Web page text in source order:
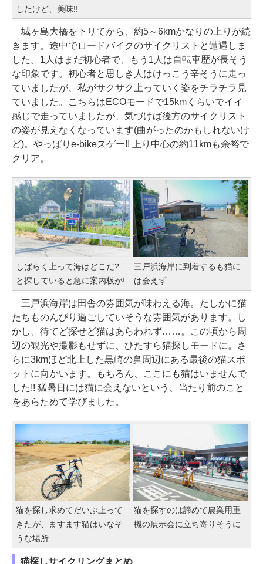
したけど、美味!!
城ヶ島大橋を下りてから、約5～6kmかなりの上りが続
きます。途中でロードバイクのサイクリストと遭遇しま
した。1人はまだ初心者で、もう1人は自転車歴が長そう
な印象です。初心者と思しき人はけっこう辛そうに走っ
ていましたが、私がサクサク上っていく姿をチラチラ見
ていました。こちらはECOモードで15kmくらいでイイ
感じで走っていましたが、気づけば後方のサイクリスト
の姿が見えなくなっています(曲がったのかもしれないけ
ど)。やっぱりe-bikeスゲー!! 上り中心の約11kmも余裕で
クリア。
しばらく上って海はどこだ?
と探していると急に案内板が!
三戸浜海岸に到着するも猫に
は会えず……
三戸浜海岸は田舎の雰囲気が味わえる海。たしかに猫
たちものんびり過ごしていそうな雰囲気があります。し
かし、待てど探せど猫はあらわれず……。この頃から周
辺の観光や撮影もせずに、ひたすら猫探しモードに。さ
らに3kmほど北上した黒崎の鼻周辺にある最後の猫スポ
ットに向かいます。もちろん、ここにも猫はいませんで
した!! 猛暑日には猫に会えないという、当たり前のこと
をあらためて学びました。
猫を探し求めてだいぶ上って
きたが、ますます猫はいなそ
うな場所
猫を探すのは諦めて農業用重
機の展示会に立ち寄りそうに
猫探しサイクリングまとめ